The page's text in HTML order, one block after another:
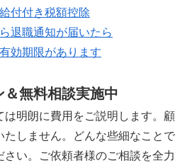
付付き税額控除
退職通知が届いたら
効期限があります
無料相談実施中
は明朗に費用をご説明します。顧
たしません。どんな些細なことで
さい。ご依頼者様のご相談を全力